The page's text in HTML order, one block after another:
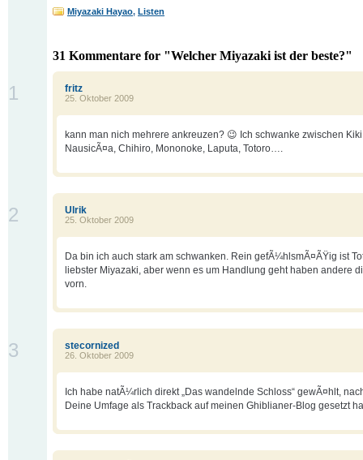
Miyazaki Hayao, Listen
31 Kommentare for "Welcher Miyazaki ist der beste?"
fritz
25. Oktober 2009
1
kann man nich mehrere ankreuzen? 😉 Ich schwanke zwischen
NausicÃ¤a, Chihiro, Mononoke, Laputa, Totoro….
Ulrik
25. Oktober 2009
2
Da bin ich auch stark am schwanken. Rein gefÃ¼hlsmÃ¤ÃŸig ist
liebster Miyazaki, aber wenn es um Handlung geht haben andere
vorn.
stecornized
26. Oktober 2009
3
Ich habe natÃ¼rlich direkt „Das wandelnde Schloss“ gewÃ¤hlt,
Deine Umfage als Trackback auf meinen Ghiblianer-Blog gesetzt